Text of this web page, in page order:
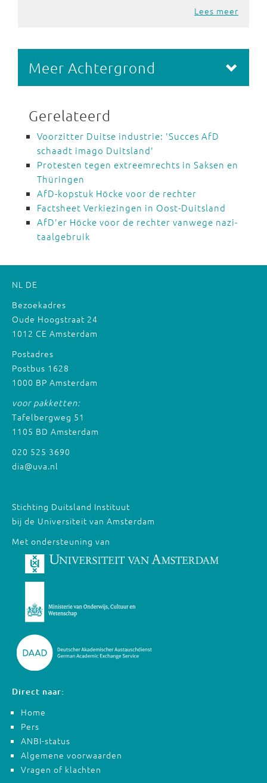
Lees meer
Meer Achtergrond
Gerelateerd
Voorzitter Duitse industrie: 'Succes AfD
schaadt imago Duitsland'
Protesten tegen extreemrechts in Saksen en
Thüringen
AfD-kopstuk Höcke voor de rechter
Factsheet Verkiezingen in Oost-Duitsland
AfD'er Höcke voor de rechter vanwege nazi-
taalgebruik
NL DE
Bezoekadres
Oude Hoogstraat 24
1012 CE Amsterdam
Postadres
Postbus 1628
1000 BP Amsterdam
voor pakketten:
Tafelbergweg 51
1105 BD Amsterdam
020 525 3690
dia@uva.nl
Stichting Duitsland Instituut
bij de Universiteit van Amsterdam
Met ondersteuning van
Direct naar:
Home
Pers
ANBI-status
Algemene voorwaarden
Vragen of klachten